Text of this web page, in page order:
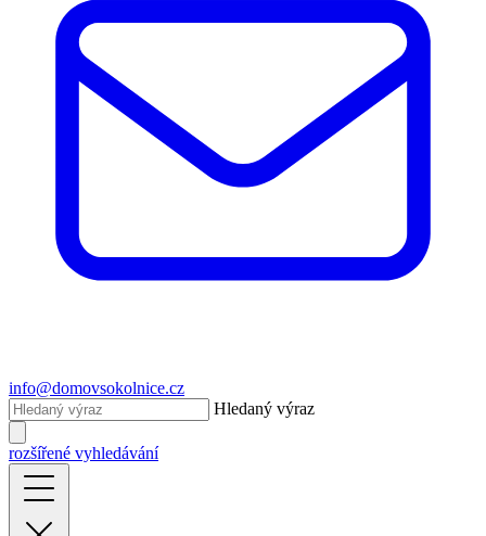
info@domovsokolnice.cz
Hledaný výraz
rozšířené vyhledávání